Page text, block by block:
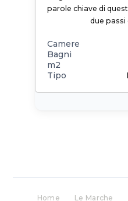
parole chiave di
due passi
Camere
Bagni
m2
Tipo
Home Le Marche